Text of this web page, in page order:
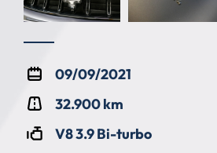
09/09/2021
32.900 km
V8 3.9 Bi-turbo